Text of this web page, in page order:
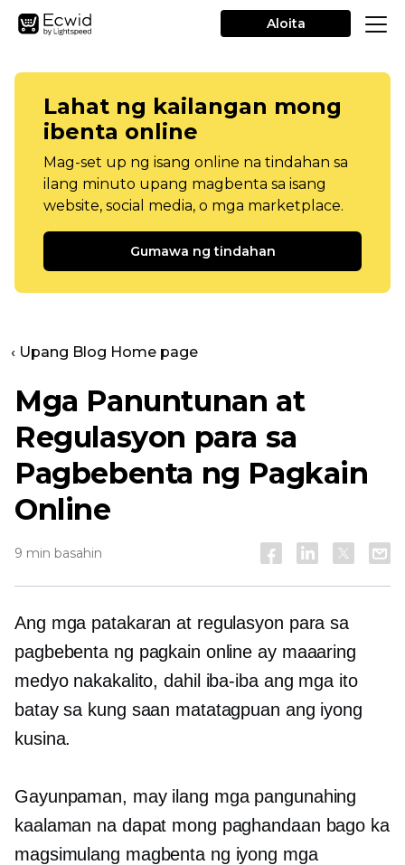
Aloita
Lahat ng kailangan mong
ibenta online
Mag-set up ng isang online na tindahan sa
ilang minuto upang magbenta sa isang
website, social media, o mga marketplace.
Gumawa ng tindahan
‹ Upang Blog Home page
Mga Panuntunan at
Regulasyon para sa
Pagbebenta ng Pagkain
Online
9 min basahin
Ang mga patakaran at regulasyon para sa
pagbebenta ng pagkain online ay maaaring
medyo nakakalito, dahil iba-iba ang mga ito
batay sa kung saan matatagpuan ang iyong
kusina.
Gayunpaman, may ilang mga pangunahing
kaalaman na dapat mong paghandaan bago ka
magsimulang magbenta ng iyong mga